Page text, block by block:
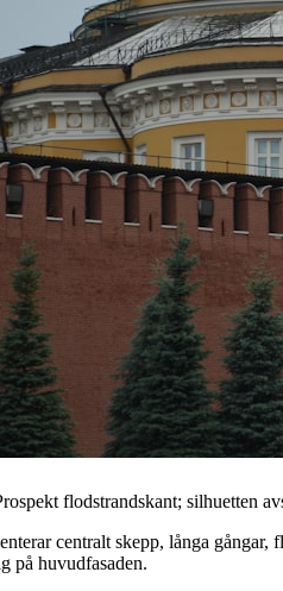
flodstrandskant; silhuetten
centralt skepp, långa
på huvudfasaden.